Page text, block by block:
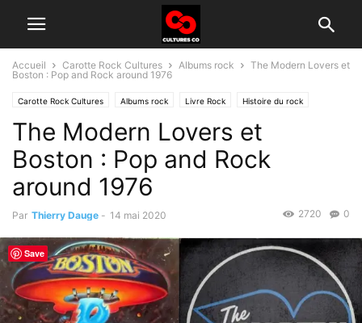
Accueil Carotte Rock Cultures Albums rock
The Modern Lovers et
Boston : Pop and Rock around 1976
Carotte Rock Cultures Albums rock Livre Rock Histoire du rock
The Modern Lovers et
Boston : Pop and Rock
around 1976
Par Thierry Dauge - 14 mai 2020 0
2720
Save